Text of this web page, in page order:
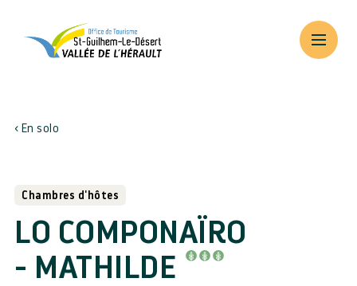
En solo
Chambres d'hôtes
LO COMPONAÏRO
- MATHILDE